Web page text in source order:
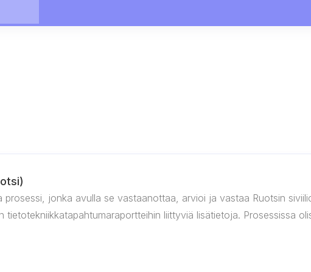
jonka avulla se vastaanottaa, arvioi ja vastaa Ruotsin
liittyviä lisätietoja. Prosessissa